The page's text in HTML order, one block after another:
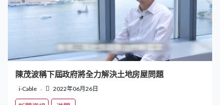
陳茂波稱下屆政府將全力解決土地房屋問題
i-Cable 2022年06月26日